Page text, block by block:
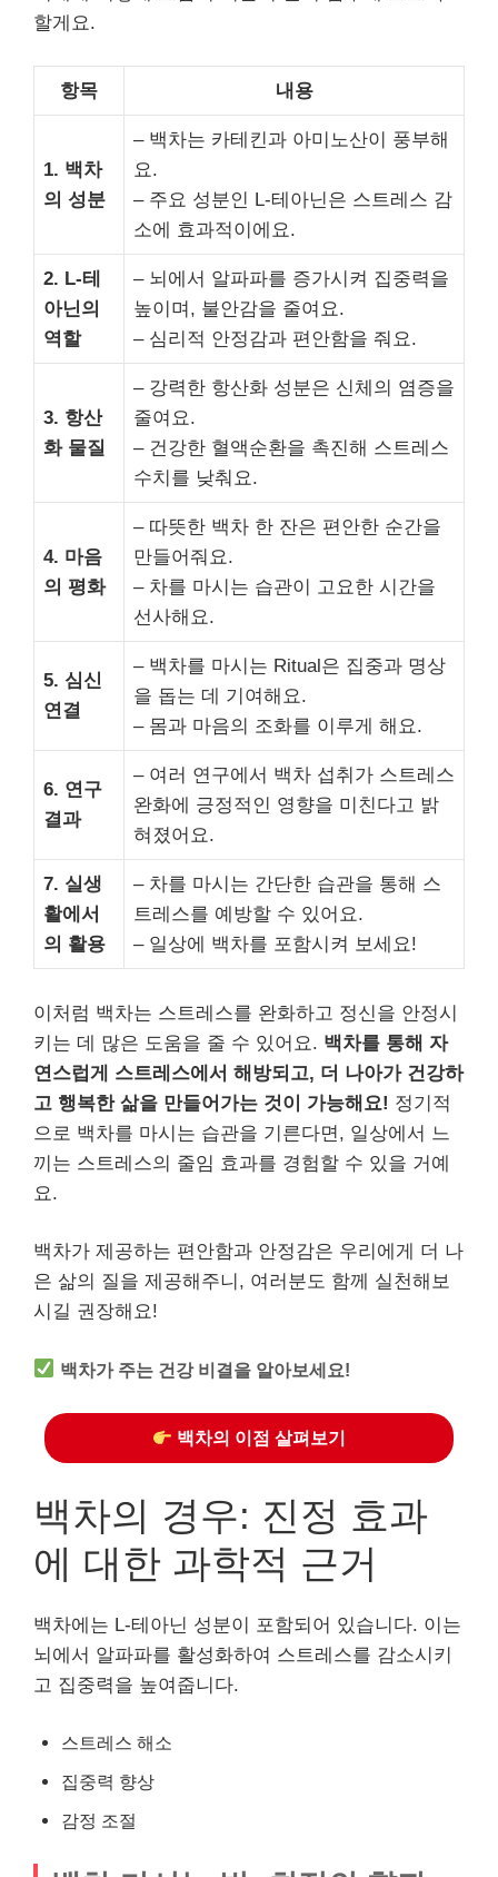
할게요.
항목 내용
1. 백차
의 성분
– 백차는 카테킨과 아미노산이 풍부해
요.
– 주요 성분인 L-테아닌은 스트레스 감
소에 효과적이에요.
2. L-테
아닌의
역할
– 뇌에서 알파파를 증가시켜 집중력을
높이며, 불안감을 줄여요.
– 심리적 안정감과 편안함을 줘요.
3. 항산
화 물질
– 강력한 항산화 성분은 신체의 염증을
줄여요.
– 건강한 혈액순환을 촉진해 스트레스
수치를 낮춰요.
4. 마음
의 평화
– 따뜻한 백차 한 잔은 편안한 순간을
만들어줘요.
– 차를 마시는 습관이 고요한 시간을
선사해요.
5. 심신
연결
– 백차를 마시는 Ritual은 집중과 명상
을 돕는 데 기여해요.
– 몸과 마음의 조화를 이루게 해요.
6. 연구
결과
– 여러 연구에서 백차 섭취가 스트레스
완화에 긍정적인 영향을 미친다고 밝
혀졌어요.
7. 실생
활에서
의 활용
– 차를 마시는 간단한 습관을 통해 스
트레스를 예방할 수 있어요.
– 일상에 백차를 포함시켜 보세요!
이처럼 백차는 스트레스를 완화하고 정신을 안정시
키는 데 많은 도움을 줄 수 있어요. 백차를 통해 자
연스럽게 스트레스에서 해방되고, 더 나아가 건강하
고 행복한 삶을 만들어가는 것이 가능해요! 정기적
으로 백차를 마시는 습관을 기른다면, 일상에서 느
끼는 스트레스의 줄임 효과를 경험할 수 있을 거예
요.
백차가 제공하는 편안함과 안정감은 우리에게 더 나
은 삶의 질을 제공해주니, 여러분도 함께 실천해보
시길 권장해요!
백차가 주는 건강 비결을 알아보세요!
백차의 이점 살펴보기
백차의 경우: 진정 효과
에 대한 과학적 근거
백차에는 L-테아닌 성분이 포함되어 있습니다. 이는
뇌에서 알파파를 활성화하여 스트레스를 감소시키
고 집중력을 높여줍니다.
스트레스 해소
집중력 향상
감정 조절